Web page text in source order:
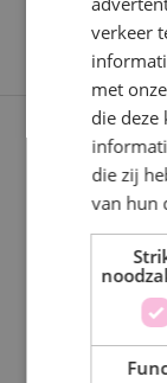
Uren
verkeer
met
die
die zij
van hun